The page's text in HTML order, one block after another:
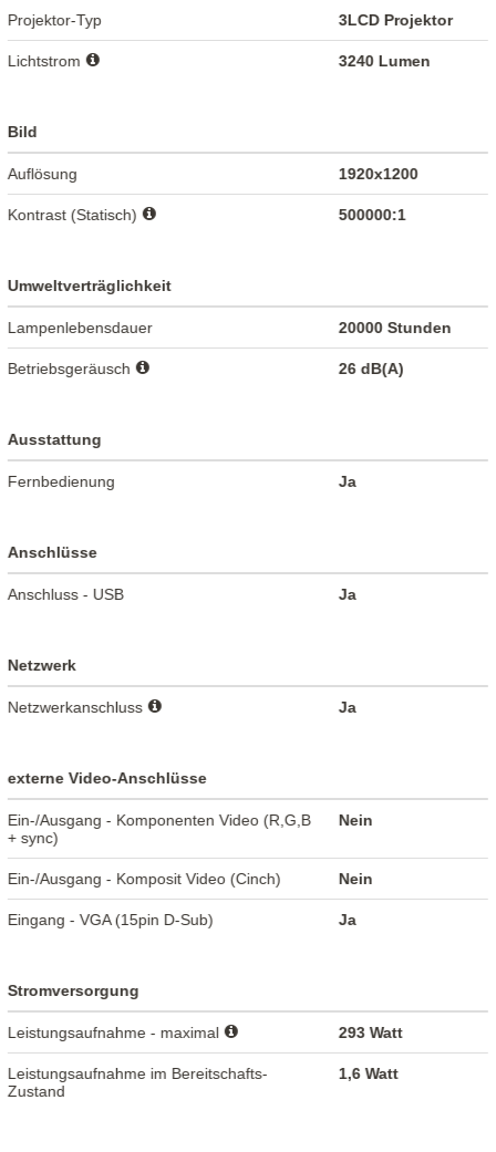
Projektor-Typ 3LCD Projektor
Lichtstrom 3240 Lumen
Bild
Auflösung 1920x1200
Kontrast (Statisch) 500000:1
Umweltverträglichkeit
Lampenlebensdauer 20000 Stunden
Betriebsgeräusch 26 dB(A)
Ausstattung
Fernbedienung Ja
Anschlüsse
Anschluss - USB Ja
Netzwerk
Netzwerkanschluss Ja
externe Video-Anschlüsse
Ein-/Ausgang - Komponenten Video (R,G,B
+ sync)
Nein
Ein-/Ausgang - Komposit Video (Cinch) Nein
Eingang - VGA (15pin D-Sub) Ja
Stromversorgung
Leistungsaufnahme - maximal 293 Watt
Leistungsaufnahme im Bereitschafts-
Zustand
1,6 Watt